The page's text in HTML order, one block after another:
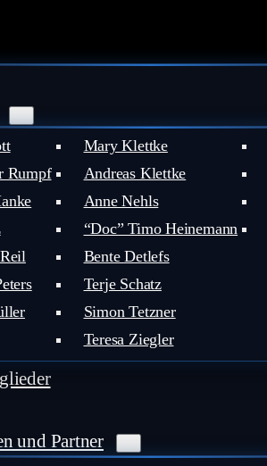
Rumpf
Mary Klettke
Andreas Klettke
Anne Nehls
“Doc” Timo Heinemann
Bente Detlefs
Terje Schatz
Simon Tetzner
Teresa Ziegler
und Partner